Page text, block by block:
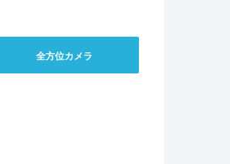
全方位カメラ